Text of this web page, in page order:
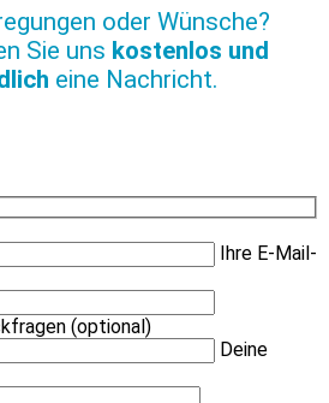
oder Wünsche?
Sie uns kostenlos und
eine Nachricht.
Ihre E-Mail-
(optional)
Deine